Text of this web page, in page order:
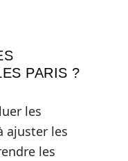
PARIS ?
les
ajuster les
les